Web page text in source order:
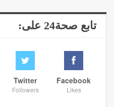
تابع صحة24 على:
Facebook
Likes
Twitter
Followers